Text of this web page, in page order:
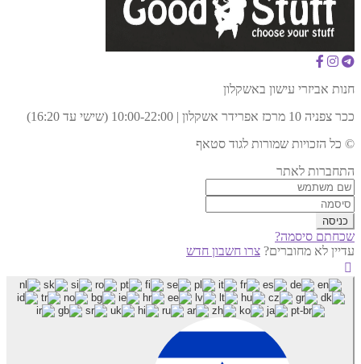
חנות אביזרי עישון באשקלון
ככר צפניה 10 מרכז אפרידר אשקלון | 10:00-22:00 (שישי עד 16:20)
© כל הזכויות שמורות לגוד סטאף
התחברות לאתר
שכחתם סיסמה?
עדיין לא מחוברים? צרו חשבון חדש